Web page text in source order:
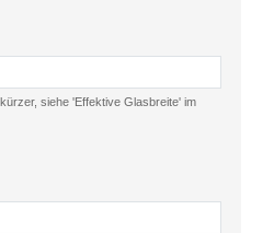
siehe 'Effektive Glasbreite' im